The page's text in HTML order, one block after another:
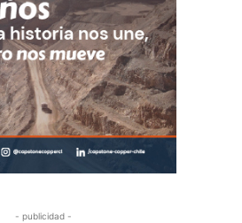
- publicidad -